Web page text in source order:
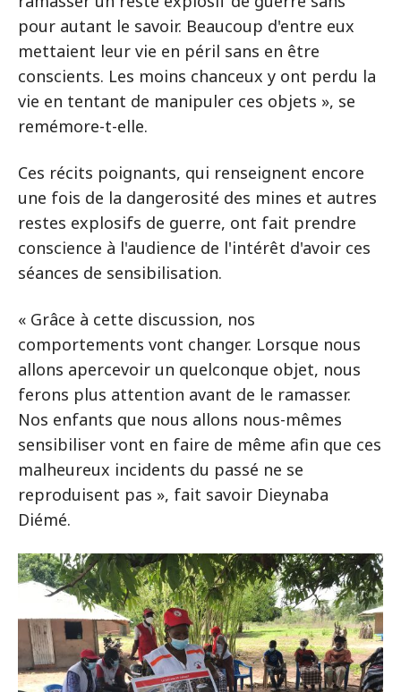
pour autant le savoir. Beaucoup d'entre eux
mettaient leur vie en péril sans en être
conscients. Les moins chanceux y ont perdu la
vie en tentant de manipuler ces objets », se
remémore-t-elle.
Ces récits poignants, qui renseignent encore
une fois de la dangerosité des mines et autres
restes explosifs de guerre, ont fait prendre
conscience à l'audience de l'intérêt d'avoir ces
séances de sensibilisation.
« Grâce à cette discussion, nos
comportements vont changer. Lorsque nous
allons apercevoir un quelconque objet, nous
ferons plus attention avant de le ramasser.
Nos enfants que nous allons nous-mêmes
sensibiliser vont en faire de même afin que ces
malheureux incidents du passé ne se
reproduisent pas », fait savoir Dieynaba
Diémé.